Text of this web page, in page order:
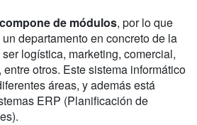
de módulos, por lo que
departamento en concreto de la
logística, marketing, comercial,
otros. Este sistema informático
áreas, y además está
ERP (Planificación de